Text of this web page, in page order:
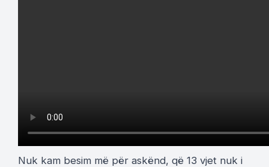
Nuk kam besim më për askënd, që 13 vjet nuk i